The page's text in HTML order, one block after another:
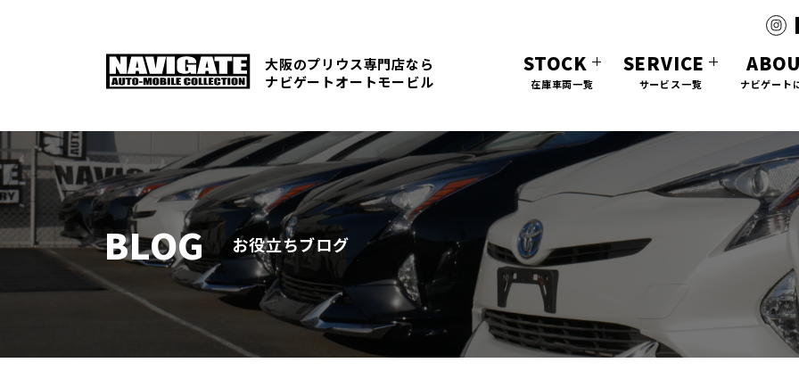
大阪のプリウス専門店なら
ナビゲートオートモービル
STOCK
在庫車両一覧
SERVICE
サービス一覧 ナビゲート
BLOG お役立ちブログ